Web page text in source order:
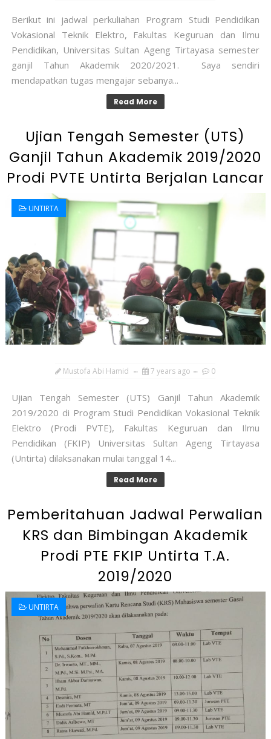
Berikut ini jadwal perkuliahan Program Studi Pendidikan
Vokasional Teknik Elektro, Fakultas Keguruan dan Ilmu
Pendidikan, Universitas Sultan Ageng Tirtayasa semester
ganjil Tahun Akademik 2020/2021. Saya sendiri
mendapatkan tugas mengajar sebanya...
Read More
Ujian Tengah Semester (UTS)
Ganjil Tahun Akademik 2019/2020
Prodi PVTE Untirta Berjalan Lancar
UNTIRTA
Mustofa Abi Hamid 7 years ago 0
Ujian Tengah Semester (UTS) Ganjil Tahun Akademik
2019/2020 di Program Studi Pendidikan Vokasional Teknik
Elektro (Prodi PVTE), Fakultas Keguruan dan Ilmu
Pendidikan (FKIP) Universitas Sultan Ageng Tirtayasa
(Untirta) dilaksanakan mulai tanggal 14...
Read More
Pemberitahuan Jadwal Perwalian
KRS dan Bimbingan Akademik
Prodi PTE FKIP Untirta T.A.
2019/2020
UNTIRTA